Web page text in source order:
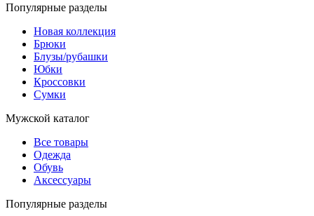
Популярные разделы
Новая коллекция
Брюки
Блузы/рубашки
Юбки
Кроссовки
Сумки
Мужской каталог
Все товары
Одежда
Обувь
Аксессуары
Популярные разделы